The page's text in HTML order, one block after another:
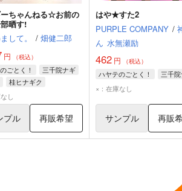
ちゃんねる☆お前の
晒す!
して。
/ 畑健二郎
円 （税込）
ごとく！
三千院ナギ
桂ヒナギク
し
プル 再販希望
はや★すた2
PURPLE COMPANY /
ん 水無瀬励
462円 （税込）
ハヤテのごとく！
三千
×：在庫なし
サンプル 再販